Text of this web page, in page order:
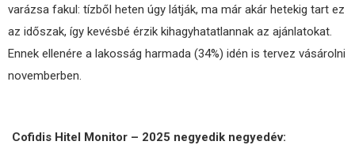
varázsa fakul: tízből heten úgy látják, ma már akár hetekig tart ez
az időszak, így kevésbé érzik kihagyhatatlannak az ajánlatokat.
Ennek ellenére a lakosság harmada (34%) idén is tervez vásárolni
novemberben.
Cofidis Hitel Monitor – 2025 negyedik negyedév: